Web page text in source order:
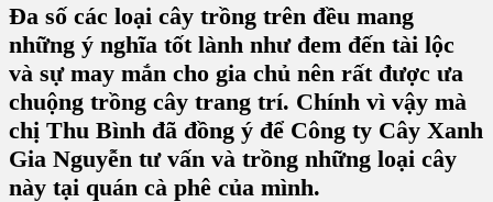
Đa số các loại cây trồng trên đều mang
những ý nghĩa tốt lành như đem đến tài lộc
và sự may mắn cho gia chủ nên rất được ưa
chuộng trồng cây trang trí. Chính vì vậy mà
chị Thu Bình đã đồng ý để Công ty Cây Xanh
Gia Nguyễn tư vấn và trồng những loại cây
này tại quán cà phê của mình.